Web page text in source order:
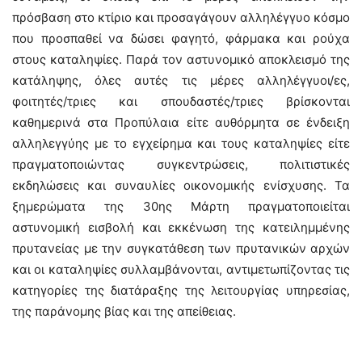
πρόσβαση στο κτίριο και προσαγάγουν αλληλέγγυο κόσμο
που προσπαθεί να δώσει φαγητό, φάρμακα και ρούχα
στους καταληψίες. Παρά τον αστυνομικό αποκλεισμό της
κατάληψης, όλες αυτές τις μέρες αλληλέγγυοι/ες,
φοιτητές/τριες και σπουδαστές/τριες βρίσκονται
καθημερινά στα Προπύλαια είτε αυθόρμητα σε ένδειξη
αλληλεγγύης με το εγχείρημα και τους καταληψίες είτε
πραγματοποιώντας συγκεντρώσεις, πολιτιστικές
εκδηλώσεις και συναυλίες οικονομικής ενίσχυσης. Τα
ξημερώματα της 30ης Μάρτη πραγματοποιείται
αστυνομική εισβολή και εκκένωση της κατειλημμένης
πρυτανείας με την συγκατάθεση των πρυτανικών αρχών
και οι καταληψίες συλλαμβάνονται, αντιμετωπίζοντας τις
κατηγορίες της διατάραξης της λειτουργίας υπηρεσίας,
της παράνομης βίας και της απείθειας.